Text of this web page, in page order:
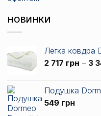
НОВИНКИ
Легка ковдра
2 717 грн – 3
Подушка
549 грн